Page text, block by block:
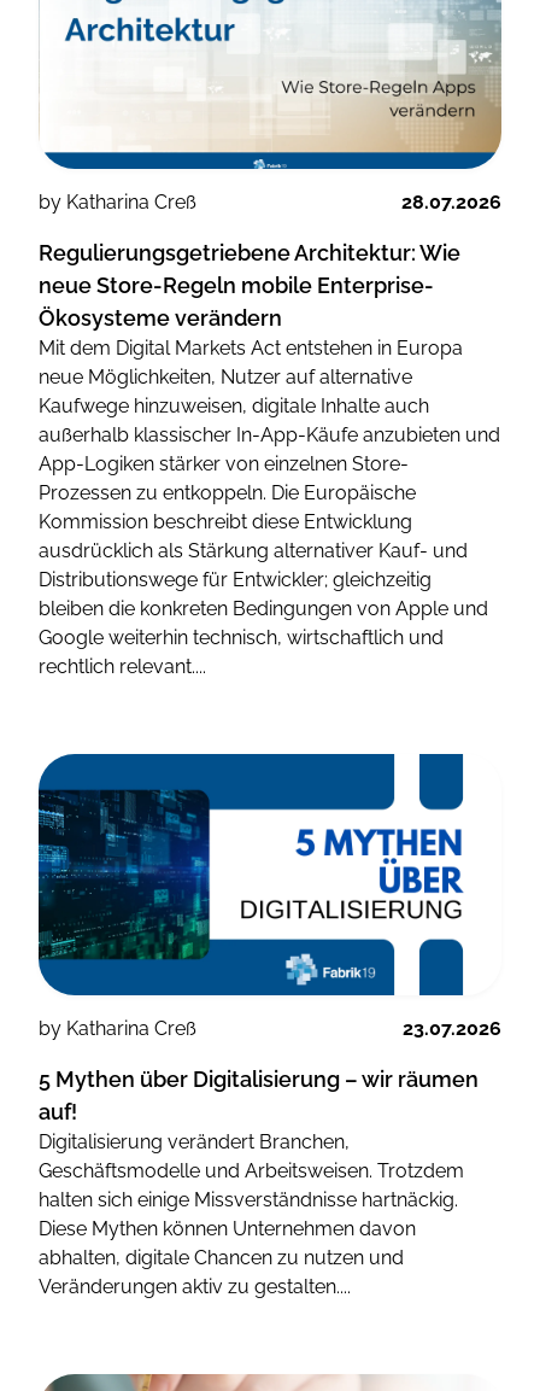
by Katharina Creß 28.07.2026
Regulierungsgetriebene Architektur: Wie
neue Store-Regeln mobile Enterprise-
Ökosysteme verändern
Mit dem Digital Markets Act entstehen in Europa
neue Möglichkeiten, Nutzer auf alternative
Kaufwege hinzuweisen, digitale Inhalte auch
außerhalb klassischer In-App-Käufe anzubieten und
App-Logiken stärker von einzelnen Store-
Prozessen zu entkoppeln. Die Europäische
Kommission beschreibt diese Entwicklung
ausdrücklich als Stärkung alternativer Kauf- und
Distributionswege für Entwickler; gleichzeitig
bleiben die konkreten Bedingungen von Apple und
Google weiterhin technisch, wirtschaftlich und
rechtlich relevant....
by Katharina Creß 23.07.2026
5 Mythen über Digitalisierung – wir räumen
auf!
Digitalisierung verändert Branchen,
Geschäftsmodelle und Arbeitsweisen. Trotzdem
halten sich einige Missverständnisse hartnäckig.
Diese Mythen können Unternehmen davon
abhalten, digitale Chancen zu nutzen und
Veränderungen aktiv zu gestalten....